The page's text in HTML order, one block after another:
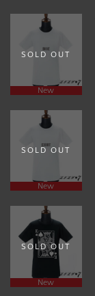
SOLD OUT
New
SOLD OUT
New
SOLD OUT
New